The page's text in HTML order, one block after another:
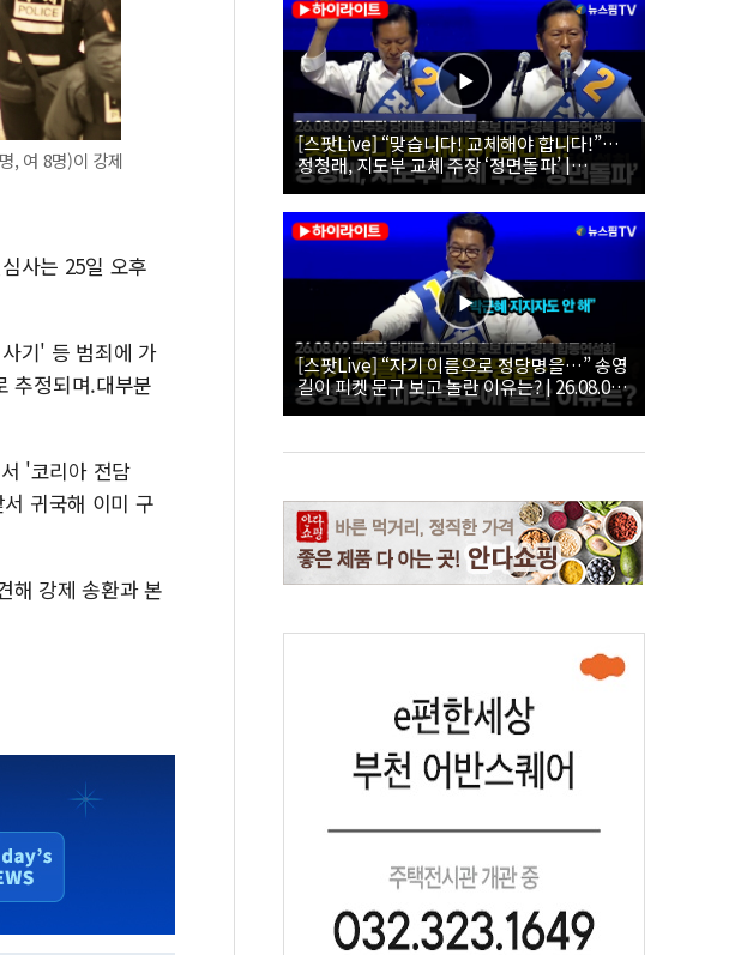
, 여 8명)이 강제
사는 25일 오후
기' 등 범죄에 가
추정되며.대부분
'코리아 전담
귀국해 이미 구
해 강제 송환과 본
[스팟Live] “맞습니다! 교체해야 합니다!”…
정청래, 지도부 교체 주장 ‘정면돌파’ |
26.08.09 더불어민주당 당대표·최고위원 후
보 대구·경북 합동연설회
[스팟Live] “자기 이름으로 정당명을…” 송영
길이 피켓 문구 보고 놀란 이유는? | 26.08.09
더불어민주당 당대표·최고위원 후보 대구·경